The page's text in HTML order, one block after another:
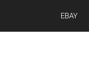
main
primary
EBAY